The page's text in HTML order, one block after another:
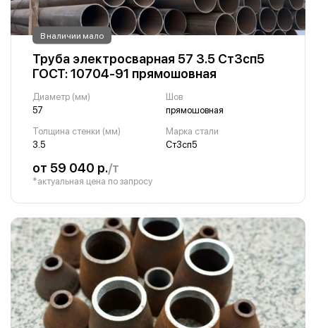
В наличии мало
Труба электросварная 57 3.5 Ст3сп5
ГОСТ: 10704-91 прямошовная
Диаметр (мм)
57
Шов
прямошовная
Толщина стенки (мм)
3.5
Марка стали
Ст3сп5
от 59 040 р./т
*актуальная цена по запросу